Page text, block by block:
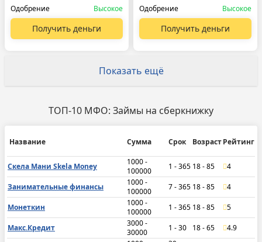
Одобрение
Высокое
Получить деньги
Одобрение
Высокое
Получить деньги
Показать ещё
ТОП-10 МФО: Займы на сберкнижку
Название Сумма Срок ВозрастРейтинг
Скела Мани Skela Money
1000 -
100000
1 - 365 18 - 85 4
Занимательные финансы
1000 -
100000
7 - 365 18 - 85 4
Монеткин
1000 -
100000
1 - 365 18 - 85 5
Макс.Кредит
3000 -
30000
1 - 30 18 - 65 4.9